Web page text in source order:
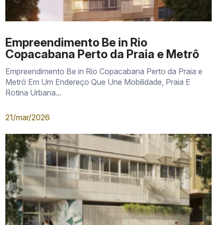
Empreendimento Be in Rio
Copacabana Perto da Praia e Metrô
Empreendimento Be in Rio Copacabana Perto da Praia e
Metrô Em Um Endereço Que Une Mobilidade, Praia E
Rotina Urbana...
21/mar/2026